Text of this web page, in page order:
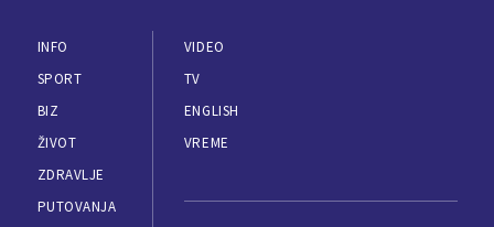
INFO
SPORT
BIZ
ŽIVOT
ZDRAVLJE
PUTOVANJA
VIDEO
TV
ENGLISH
VREME